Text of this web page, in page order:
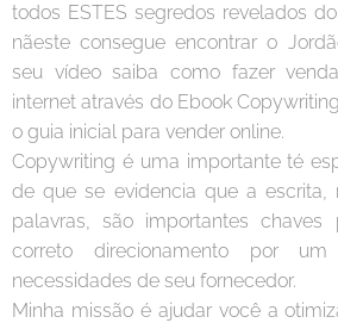
todos ESTES segredos revelados
nãeste consegue encontrar o
seu vídeo saiba como fazer
internet através do Ebook
o guia inicial para vender online.
Copywriting é uma importante té
de que se evidencia que a escrita,
palavras, são importantes
correto direcionamento por
necessidades de seu fornecedor.
Minha missão é ajudar você a